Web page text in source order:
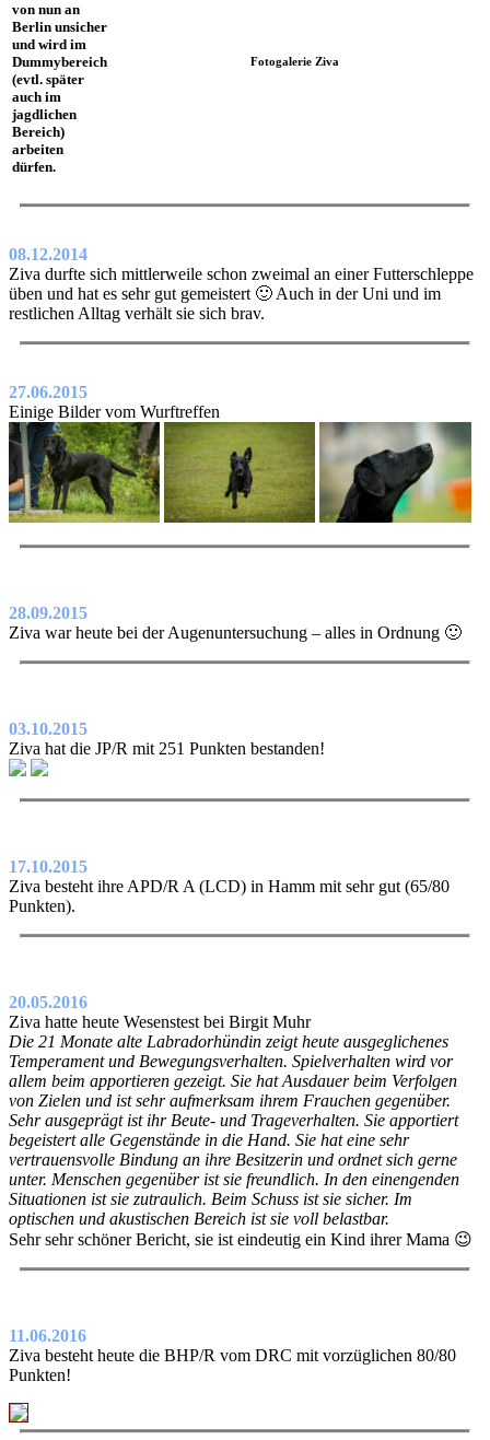
von nun an
Berlin unsicher
und wird im
Dummybereich
(evtl. später
auch im
jagdlichen
Bereich)
arbeiten
dürfen.
Fotogalerie Ziva
08.12.2014
Ziva durfte sich mittlerweile schon zweimal an einer Futterschleppe
üben und hat es sehr gut gemeistert 🙂 Auch in der Uni und im
restlichen Alltag verhält sie sich brav.
27.06.2015
Einige Bilder vom Wurftreffen
28.09.2015
Ziva war heute bei der Augenuntersuchung – alles in Ordnung 🙂
03.10.2015
Ziva hat die JP/R mit 251 Punkten bestanden!
17.10.2015
Ziva besteht ihre APD/R A (LCD) in Hamm mit sehr gut (65/80
Punkten).
20.05.2016
Ziva hatte heute Wesenstest bei Birgit Muhr
Die 21 Monate alte Labradorhündin zeigt heute ausgeglichenes
Temperament und Bewegungsverhalten. Spielverhalten wird vor
allem beim apportieren gezeigt. Sie hat Ausdauer beim Verfolgen
von Zielen und ist sehr aufmerksam ihrem Frauchen gegenüber.
Sehr ausgeprägt ist ihr Beute- und Trageverhalten. Sie apportiert
begeistert alle Gegenstände in die Hand. Sie hat eine sehr
vertrauensvolle Bindung an ihre Besitzerin und ordnet sich gerne
unter. Menschen gegenüber ist sie freundlich. In den einengenden
Situationen ist sie zutraulich. Beim Schuss ist sie sicher. Im
optischen und akustischen Bereich ist sie voll belastbar.
Sehr sehr schöner Bericht, sie ist eindeutig ein Kind ihrer Mama 😉
11.06.2016
Ziva besteht heute die BHP/R vom DRC mit vorzüglichen 80/80
Punkten!